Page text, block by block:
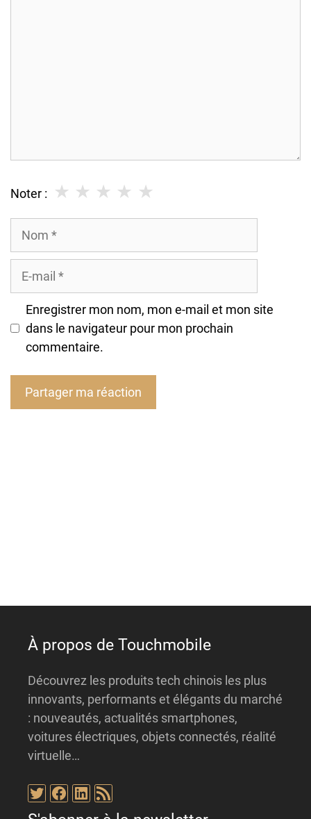
Noter : ★
★
★
★
★
Enregistrer mon nom, mon e-mail et mon site
dans le navigateur pour mon prochain
commentaire.
À propos de Touchmobile
Découvrez les produits tech chinois les plus
innovants, performants et élégants du marché
: nouveautés, actualités smartphones,
voitures électriques, objets connectés, réalité
virtuelle…
Twitter
Facebook
LinkedIn
Flux RSS